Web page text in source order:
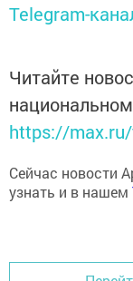
Telegram-
Читайте
https://
Сейчас новости
узнать и в нашем